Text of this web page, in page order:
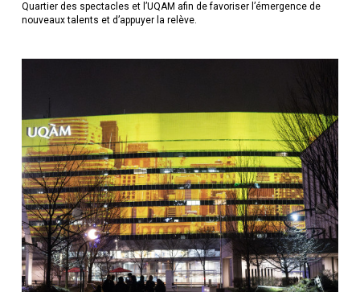
Quartier des spectacles et l’UQAM afin de favoriser l’émergence de
nouveaux talents et d’appuyer la relève.